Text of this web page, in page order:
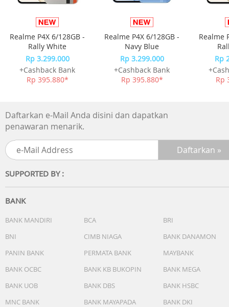
Realme P4X 6/128GB -
Rally White
Rp 3.299.000
+Cashback Bank
Rp 395.880*
Realme P4X 6/128GB -
Navy Blue
Rp 3.299.000
+Cashback Bank
Rp 395.880*
Realme
Rp
Rp
Daftarkan e-Mail Anda disini dan dapatkan
penawaran menarik.
SUPPORTED BY :
BANK
BANK MANDIRI BCA
BRI
BNI
CIMB NIAGA
BANK DANAMON
PANIN BANK
PERMATA BANK
MAYBANK
BANK OCBC
BANK KB BUKOPIN
BANK MEGA
BANK UOB
BANK DBS
BANK HSBC
MNC BANK
BANK MAYAPADA
BANK DKI